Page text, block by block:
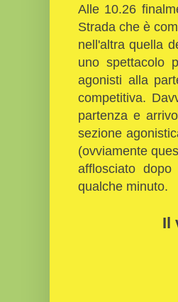
Alle 10.26
Strada che è
nell'altra quella
uno spettacolo
agonisti alla
competitiva.
partenza e
sezione
(ovviamente
afflosciato
qualche minuto.
Il